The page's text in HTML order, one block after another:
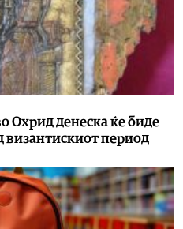
Охрид денеска ќе биде
византискиот период